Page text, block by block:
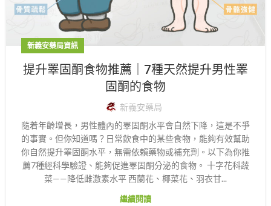
新義安藥局資訊
提升睪固酮食物推薦｜7種天然提升男性睪
固酮的食物
新義安藥局
隨着年齡增長，男性體內的睪固酮水平會自然下降，這是不爭
的事實。但你知道嗎？日常飲食中的某些食物，能夠有效幫助
你自然提升睪固酮水平，無需依賴藥物或補充劑。以下為你推
薦7種經科學驗證、能夠促進睪固酮分泌的食物。 十字花科蔬
菜——降低雌激素水平 西蘭花、椰菜花、羽衣甘...
繼續閱讀